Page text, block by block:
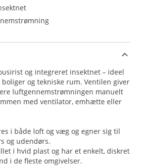
og integreret insektnet – ideel
og tekniske rum. Ventilen giver
luftgennemstrømningen manuelt
med ventilator, emhætte eller
i både loft og væg og egner sig til
og udendørs.
i hvid plast og har et enkelt, diskret
i de fleste omgivelser.